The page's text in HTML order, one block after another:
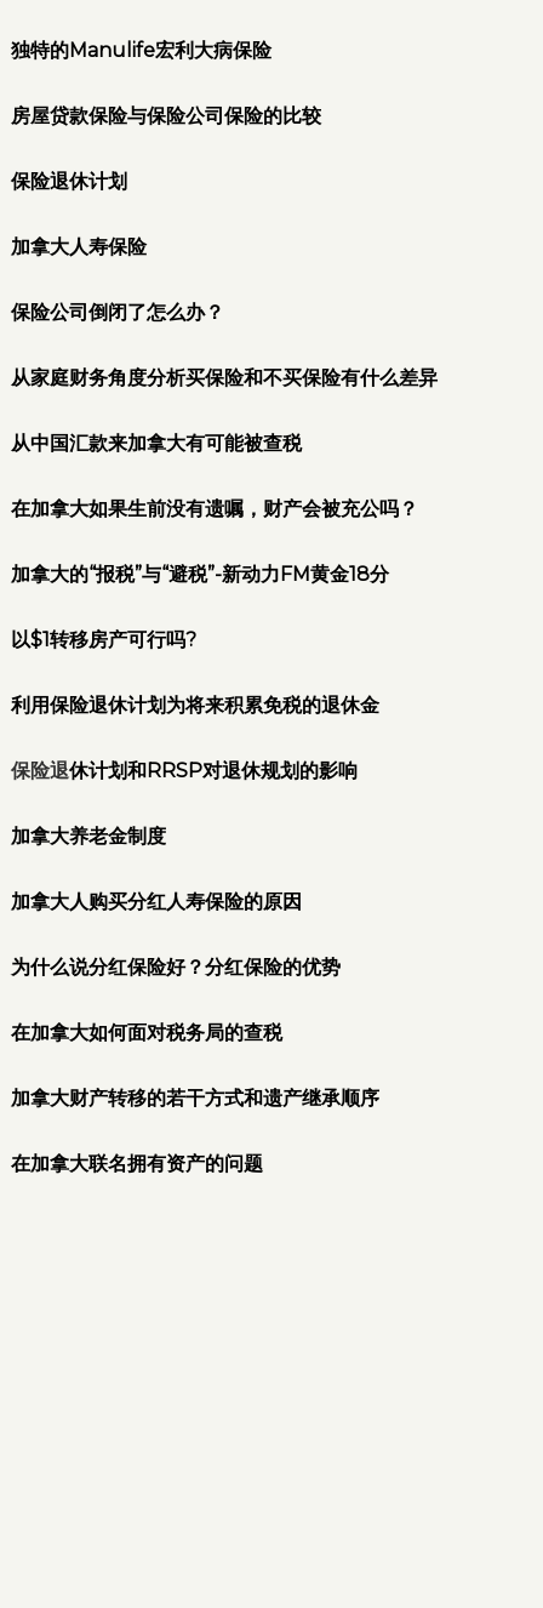
独特的Manulife宏利大病保险
房屋贷款保险与保险公司保险的比较
保险退休计划
加拿大人寿保险
保险公司倒闭了怎么办？
从家庭财务角度分析买保险和不买保险有什么差异
从中国汇款来加拿大有可能被查税
在加拿大如果生前没有遗嘱，财产会被充公吗？
加拿大的“报税”与“避税”-新动力FM黄金18分
以$1转移房产可行吗?
利用保险退休计划为将来积累免税的退休金
保险退休计划和RRSP对退休规划的影响
加拿大养老金制度
加拿大人购买分红人寿保险的原因
为什么说分红保险好？分红保险的优势
在加拿大如何面对税务局的查税
加拿大财产转移的若干方式和遗产继承顺序
在加拿大联名拥有资产的问题